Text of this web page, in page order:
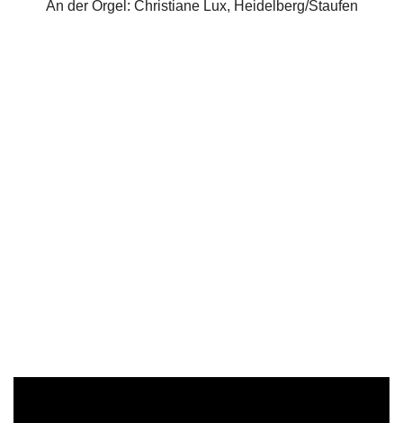
An der Orgel: Christiane Lux, Heidelberg/Staufen